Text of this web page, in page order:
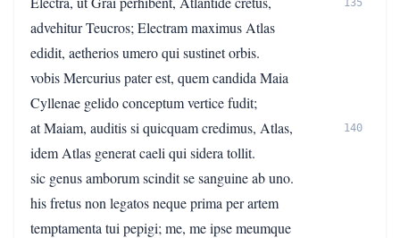
135
advehitur Teucros; Electram maximus Atlas
edidit, aetherios umero qui sustinet orbis.
vobis Mercurius pater est, quem candida Maia
Cyllenae gelido conceptum vertice fudit;
at Maiam, auditis si quicquam credimus, Atlas,
140
idem Atlas generat caeli qui sidera tollit.
sic genus amborum scindit se sanguine ab uno.
his fretus non legatos neque prima per artem
temptamenta tui pepigi; me, me ipse meumque